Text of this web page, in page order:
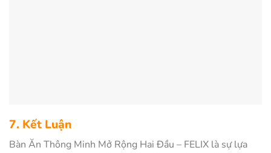
7. Kết Luận
Bàn Ăn Thông Minh Mở Rộng Hai Đầu – FELIX là sự lựa